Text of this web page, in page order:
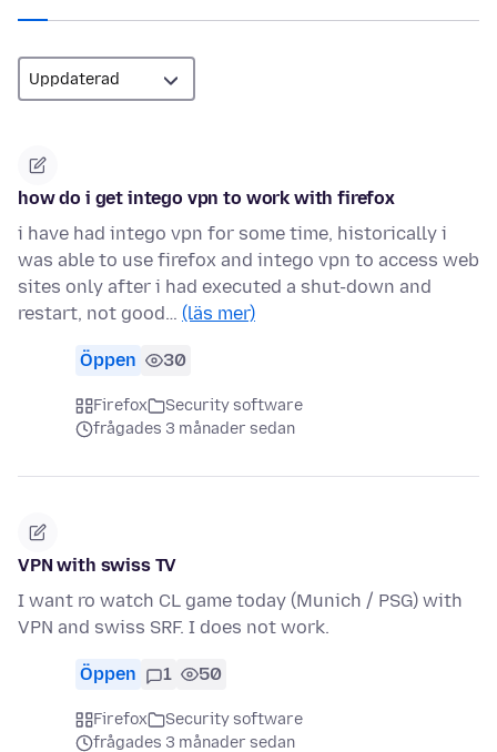
how do i get intego vpn to work with firefox
i have had intego vpn for some time, historically i
was able to use firefox and intego vpn to access web
sites only after i had executed a shut-down and
restart, not good… (läs mer)
Öppen 30
Firefox
Security software
frågades 3 månader sedan
VPN with swiss TV
I want ro watch CL game today (Munich / PSG) with
VPN and swiss SRF. I does not work.
Öppen 1 50
Firefox
Security software
frågades 3 månader sedan